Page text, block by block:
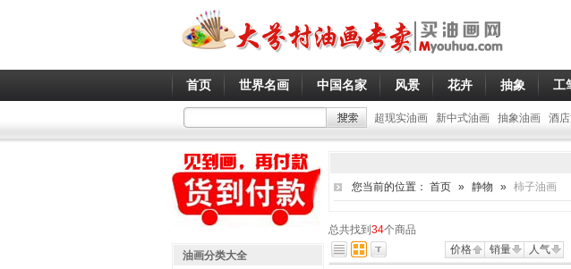
首页 世界名画 中国名家 风景 花卉 抽象 工
超现实油画 新中式油画 抽象油画 酒
您当前的位置： 首页 » 静物 » 柿子油画
总共找到 34个商品
价格
销量 人气
油画分类大全